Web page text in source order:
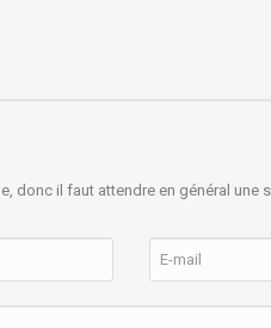
donc il faut attendre en général